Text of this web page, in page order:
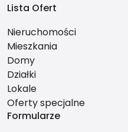
Lista Ofert
Nieruchomości
Mieszkania
Domy
Działki
Lokale
Oferty specjalne
Formularze